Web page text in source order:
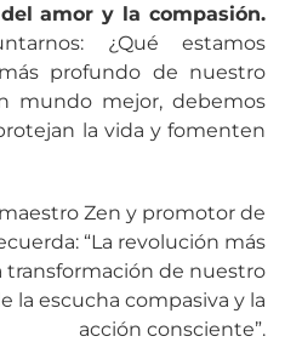
amor y la compasión.
¿Qué estamos
profundo de nuestro
mundo mejor, debemos
la vida y fomenten
Zen y promotor de
“La revolución más
transformación de nuestro
la escucha compasiva y la
acción consciente”.